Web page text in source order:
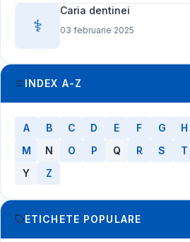
⚕️
Caria dentinei
03 februarie 2025
INDEX A-Z
A B C D E F G H
M
N O P Q R S T
Y
Z
ETICHETE POPULARE